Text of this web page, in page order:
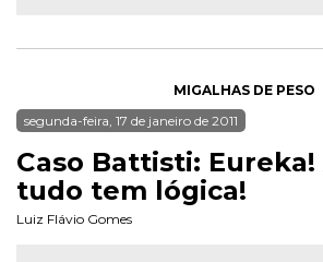
MIGALHAS DE PESO
segunda-feira, 17 de janeiro de 2011
Caso Battisti: Eureka!
tudo tem lógica!
Luiz Flávio Gomes